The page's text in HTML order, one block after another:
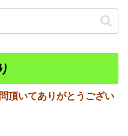
頂いてありがとうござい